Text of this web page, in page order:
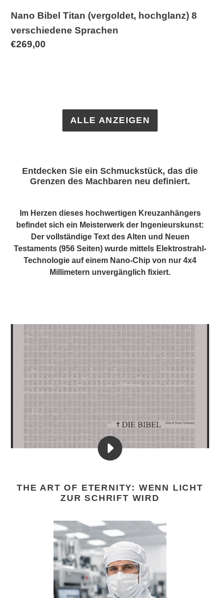
Nano Bibel Titan (vergoldet, hochglanz) 8
verschiedene Sprachen
Normaler
€269,00
ALLE ANZEIGEN
Entdecken Sie ein Schmuckstück, das die
Grenzen des Machbaren neu definiert.
Im Herzen dieses hochwertigen Kreuzanhängers
befindet sich ein Meisterwerk der Ingenieurskunst:
Der vollständige Text des Alten und Neuen
Testaments (956 Seiten) wurde mittels Elektrostrahl-
Technologie auf einem Nano-Chip von nur 4x4
Millimetern unvergänglich fixiert.
VIDEO
-
KLEINSTE
BIBEL
DER
WELT
ABSPIELEN
THE ART OF ETERNITY: WENN LICHT
ZUR SCHRIFT WIRD